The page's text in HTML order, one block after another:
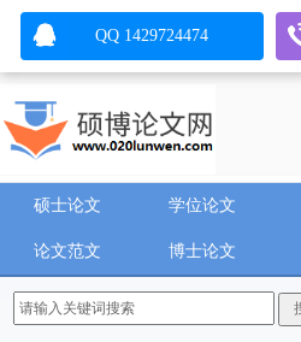
硕士论文 学位论文
论文范文 博士论文
QQ 1429724474